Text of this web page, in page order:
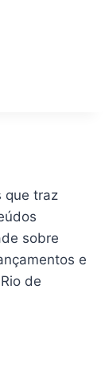
que traz
sobre
e
de